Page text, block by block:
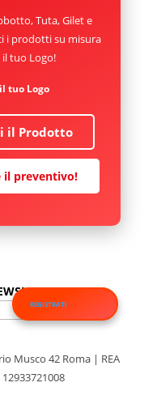
Tuta, Gilet e
i prodotti su misura
tuo Logo!
tuo Logo
il Prodotto
il preventivo!
REGISTRATI
Musco 42 Roma | REA